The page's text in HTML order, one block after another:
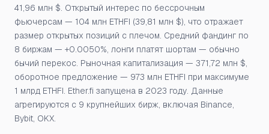
41,96 млн $. Открытый интерес по бессрочным
фьючерсам — 104 млн ETHFI (39,81 млн $), что отражает
размер открытых позиций с плечом. Средний фандинг по
8 биржам — +0.0050%, лонги платят шортам — обычно
бычий перекос. Рыночная капитализация — 371,72 млн $,
оборотное предложение — 973 млн ETHFI при максимуме
1 млрд ETHFI. Ether.fi запущена в 2023 году. Данные
агрегируются с 9 крупнейших бирж, включая Binance,
Bybit, OKX.